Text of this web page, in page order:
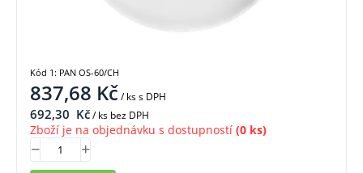
837,68 Kč/ kss DPH
692,30 Kč/ ks bez DPH
Zboží je na objednávku s dostupností (0 ks)
Kód 1: PAN OS-60/CH